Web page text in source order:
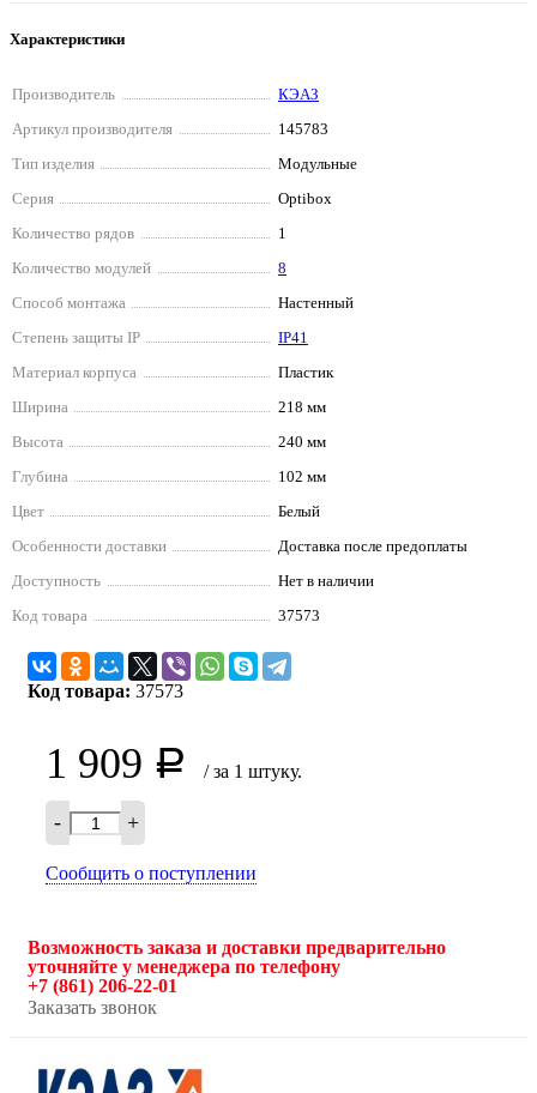
Характеристики
Производитель
КЭАЗ
Артикул производителя
145783
Тип изделия
Модульные
Серия
Optibox
Количество рядов
1
Количество модулей
8
Способ монтажа
Настенный
Степень защиты IP
IP41
Материал корпуса
Пластик
Ширина
218 мм
Высота
240 мм
Глубина
102 мм
Цвет
Белый
Особенности доставки
Доставка после предоплаты
Доступность
Нет в наличии
Код товара
37573
Код товара: 37573
1 909 Р / за 1 штуку.
- +
Сообщить о поступлении
Возможность заказа и доставки предварительно
уточняйте у менеджера по телефону
+7 (861) 206-22-01
Заказать звонок